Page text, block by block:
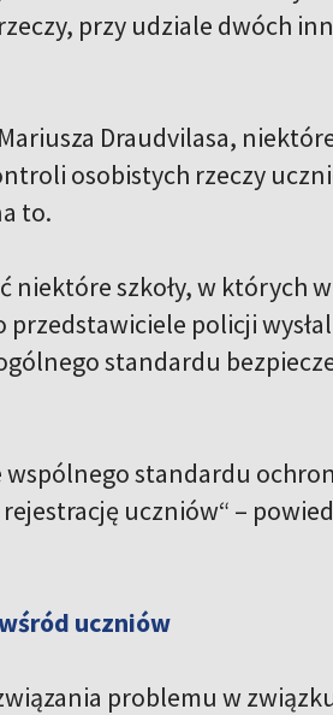
przy udziale dwóch
Draudvilasa,
osobistych rzeczy
to.
szkoły, w których
przedstawiciele policji
standardu
standardu
uczniów“ –
uczniów
problemu w